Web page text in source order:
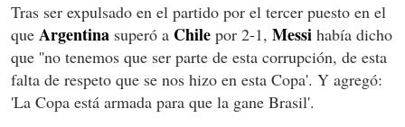
Tras ser expulsado en el partido por el tercer puesto en el
que Argentina superó a Chile por 2-1, Messi había dicho
que ''no tenemos que ser parte de esta corrupción, de esta
falta de respeto que se nos hizo en esta Copa'. Y agregó:
'La Copa está armada para que la gane Brasil'.